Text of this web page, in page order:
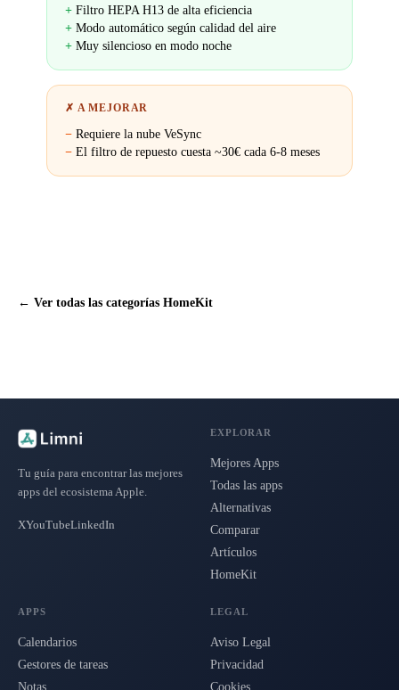
Filtro HEPA H13 de alta eficiencia
Modo automático según calidad del aire
Muy silencioso en modo noche
✗ A MEJORAR
Requiere la nube VeSync
El filtro de repuesto cuesta ~30€ cada 6-8 meses
← Ver todas las categorías HomeKit
Tu guía para encontrar las mejores
apps del ecosistema Apple.
XYouTubeLinkedIn
EXPLORAR
Mejores Apps
Todas las apps
Alternativas
Comparar
Artículos
HomeKit
APPS
Calendarios
Gestores de tareas
Notas
LEGAL
Aviso Legal
Privacidad
Cookies